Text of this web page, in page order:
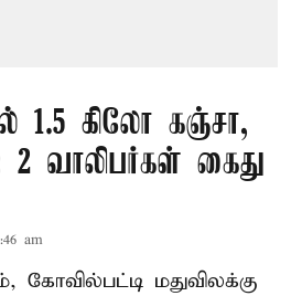
1.5 கிலோ கஞ்சா,
2 வாலிபர்கள் கைது
am
கோவில்பட்டி மதுவிலக்கு